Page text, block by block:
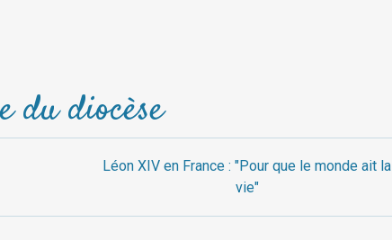
du diocèse
Léon XIV en France : "Pour que le monde ait la
vie"